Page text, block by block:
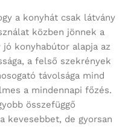
a konyhát csak látvány
közben jönnek a
konyhabútor alapja az
a felső szekrények
távolsága mind
a mindennapi főzés.
összefüggő
kevesebbet, de gyorsan